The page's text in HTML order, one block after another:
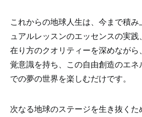
これからの地球人生は、今まで積
ュアルレッスンのエッセンスの実
在り方のクオリティーを深めながら
覚意識を持ち、この自由創造のエネ
での夢の世界を楽しむだけです。
次なる地球のステージを生き抜くた